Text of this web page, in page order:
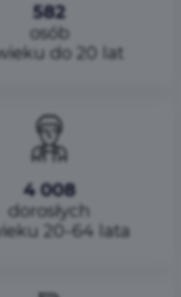
582
osób
do 20 lat
4 008
dorosłych
20-64 lata